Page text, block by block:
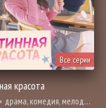
Все серии
красота
драма, комедия, мелодрама, про молодость и любовь, вебтун, романтика